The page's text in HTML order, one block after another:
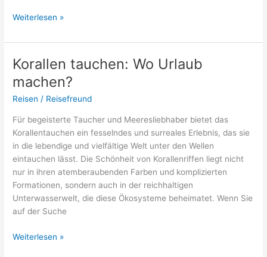
Wale
in
Guide
mit
Tipps
Weiterlesen »
Korallen tauchen: Wo Urlaub
machen?
Reisen / Reisefreund
Für begeisterte Taucher und Meeresliebhaber bietet das
Korallentauchen ein fesselndes und surreales Erlebnis, das sie
in die lebendige und vielfältige Welt unter den Wellen
eintauchen lässt. Die Schönheit von Korallenriffen liegt nicht
nur in ihren atemberaubenden Farben und komplizierten
Formationen, sondern auch in der reichhaltigen
Unterwasserwelt, die diese Ökosysteme beheimatet. Wenn Sie
auf der Suche
Korallen
Weiterlesen »